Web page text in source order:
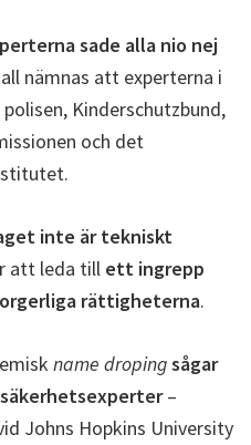
sade alla nio nej
nämnas att experterna i
Kinderschutzbund,
och det
inte är tekniskt
att leda till ett ingrepp
rättigheterna.
name dropingsågar
–
Johns Hopkins University